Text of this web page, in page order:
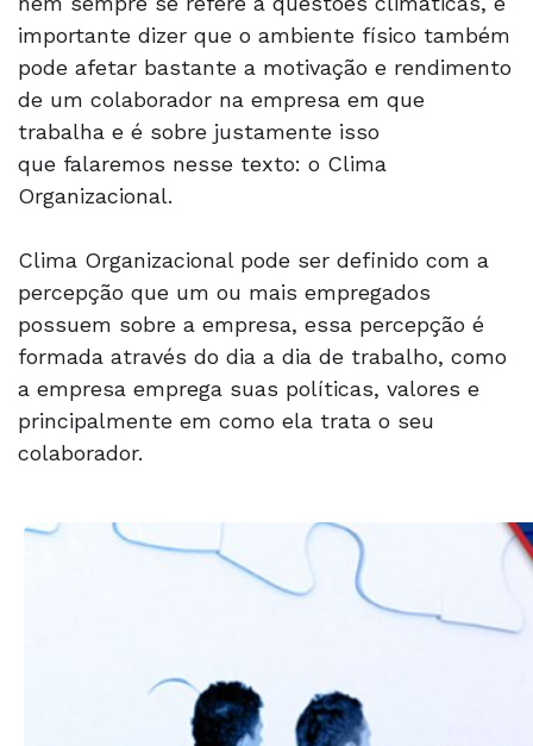
importante dizer que o ambiente físico também
pode afetar bastante a motivação e rendimento
de um colaborador na empresa em que
trabalha e é sobre justamente isso
que falaremos nesse texto: o Clima
Organizacional.
Clima Organizacional pode ser definido com a
percepção que um ou mais empregados
possuem sobre a empresa, essa percepção é
formada através do dia a dia de trabalho, como
a empresa emprega suas políticas, valores e
principalmente em como ela trata o seu
colaborador.